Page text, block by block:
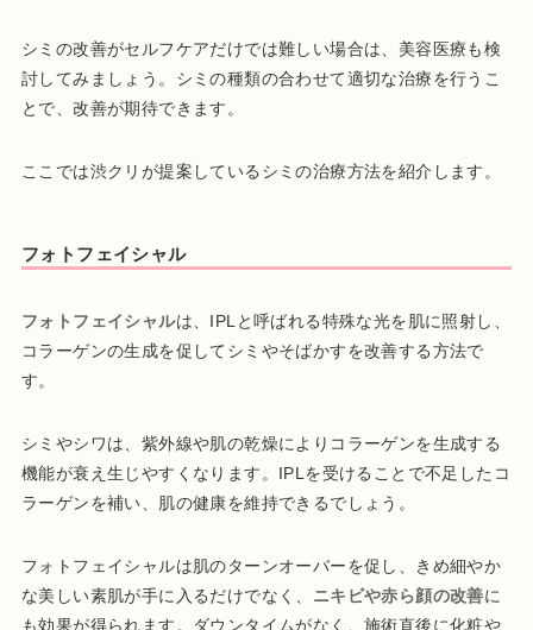
シミの改善がセルフケアだけでは難しい場合は、美容医療も検
討してみましょう。シミの種類の合わせて適切な治療を行うこ
とで、改善が期待できます。
ここでは渋クリが提案しているシミの治療方法を紹介します。
フォトフェイシャル
フォトフェイシャルは、IPLと呼ばれる特殊な光を肌に照射し、
コラーゲンの生成を促してシミやそばかすを改善する方法で
す。
シミやシワは、紫外線や肌の乾燥によりコラーゲンを生成する
機能が衰え生じやすくなります。IPLを受けることで不足したコ
ラーゲンを補い、肌の健康を維持できるでしょう。
フォトフェイシャルは肌のターンオーバーを促し、きめ細やか
な美しい素肌が手に入るだけでなく、 ニキビや赤ら顔の改善に
も効果が得られます。ダウンタイムがなく、施術直後に化粧や